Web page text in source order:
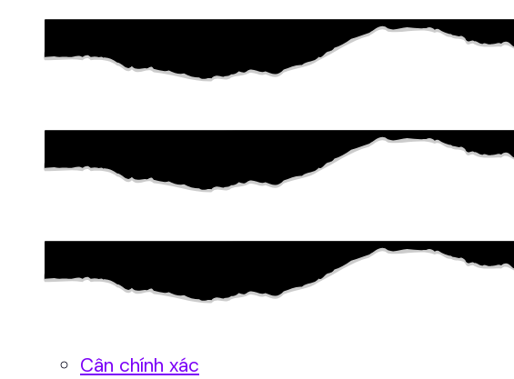
Cân chính xác